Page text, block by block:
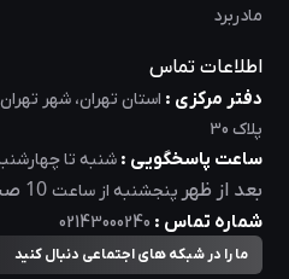
مادربرد
اطلاعات تماس
دفتر مرکزی : استان تهران، شهر
پلاک 30
ساعت پاسخگویی : شنبه تا
بعد از ظهر پنجشنبه از ساعت 10
شماره تماس : 02143000240
ما را در شبکه های اجتماعی دنبال کنید